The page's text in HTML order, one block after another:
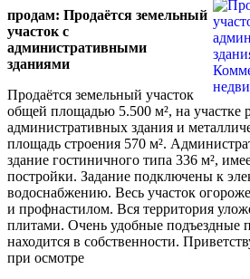
продам: Продаётся земельный
участок с
административными
зданиями
Продаётся земельный участок
общей площадью 5.500 м², на участке
административных здания и
площадь строения 570 м².
здание гостиничного типа 336 м²,
постройки. Задание подключены к
водоснабжению. Весь участок
и профнастилом. Вся территория
плитами. Очень удобные подъездные
находится в собственности.
при осмотре